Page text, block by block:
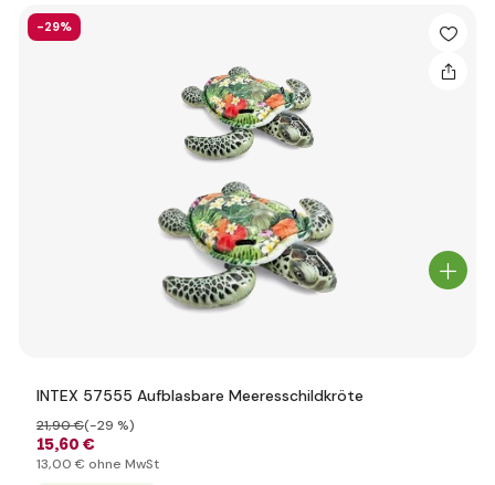
-29%
INTEX 57555 Aufblasbare Meeresschildkröte
15,60 €
21,90 €(-29 %)
13,00 € ohne MwSt